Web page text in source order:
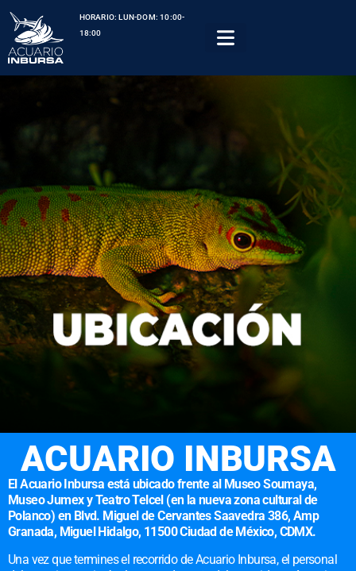
HORARIO: LUN-DOM: 10:00-
18:00
ACUARIO INBURSA
El Acuario Inbursa está ubicado frente al Museo Soumaya,
Museo Jumex y Teatro Telcel (en la nueva zona cultural de
Polanco) en Blvd. Miguel de Cervantes Saavedra 386, Amp
Granada, Miguel Hidalgo, 11500 Ciudad de México, CDMX.
Una vez que termines el recorrido de Acuario Inbursa, el personal